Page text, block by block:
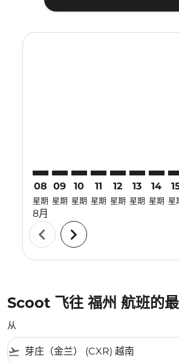
08
星期
8月
09
星期
10
星期
11
星期
12
星期
13
星期
14
星期 星
chevron_left chevron_right
Scoot 飞往 福州 航班的
从
flight_takeoff